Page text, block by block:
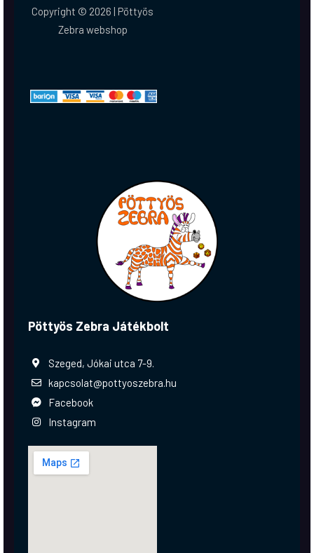
Copyright © 2026 | Pöttyös
Zebra webshop
Pöttyös Zebra Játékbolt
Szeged, Jókai utca 7-9.
kapcsolat@pottyoszebra.hu
Facebook
Instagram